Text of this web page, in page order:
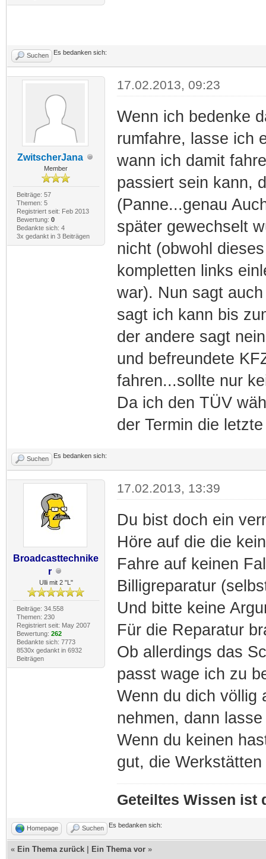
Suchen Es bedanken sich:
ZwitscherJana
Member
Beiträge: 57
Themen: 5
Registriert seit: Feb 2013
Bewertung: 0
Bedankte sich: 4
3x gedankt in 3 Beiträgen
17.02.2013, 09:23
Wenn ich bedenke
rumfahre, lasse ich
wann ich damit
passiert sein kann,
(Panne...genau
später gewechselt
nicht (obwohl
kompletten links
war). Nun sagt
sagt ich kann bis
der andere sagt
und befreundete
fahren...sollte nur
Da ich den TÜV
der Termin die
Suchen Es bedanken sich:
Broadcasttechnike
r
Ulli mit 2 "L"
Beiträge: 34.558
Themen: 230
Registriert seit: May 2007
Bewertung: 262
Bedankte sich: 7773
8530x gedankt in 6932
Beiträgen
17.02.2013, 13:39
Du bist doch ein
Höre auf die die
Fahre auf keinen
Billigreparatur
Und bitte keine
Für die Reparatur
Ob allerdings das
passt wage ich zu
Wenn du dich völlig
nehmen, dann
Wenn du keinen
gut, die
Geteiltes Wissen ist
Homepage Suchen Es bedanken sich:
« Ein Thema zurück Ein Thema vor »